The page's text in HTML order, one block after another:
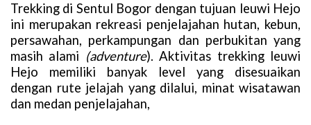
Trekking di Sentul Bogor dengan tujuan leuwi Hejo
ini merupakan rekreasi penjelajahan hutan, kebun,
persawahan, perkampungan dan perbukitan yang
masih alami (adventure). Aktivitas trekking leuwi
Hejo memiliki banyak level yang disesuaikan
dengan rute jelajah yang dilalui, minat wisatawan
dan medan penjelajahan,